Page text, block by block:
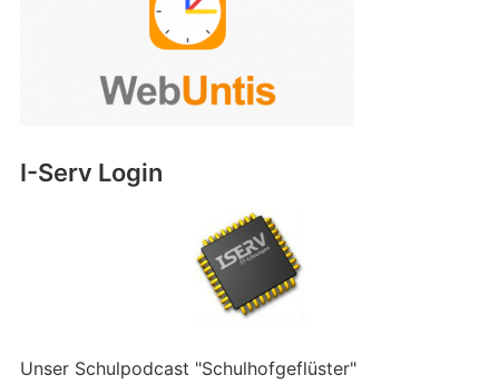
I-Serv Login
Unser Schulpodcast "Schulhofgeflüster"